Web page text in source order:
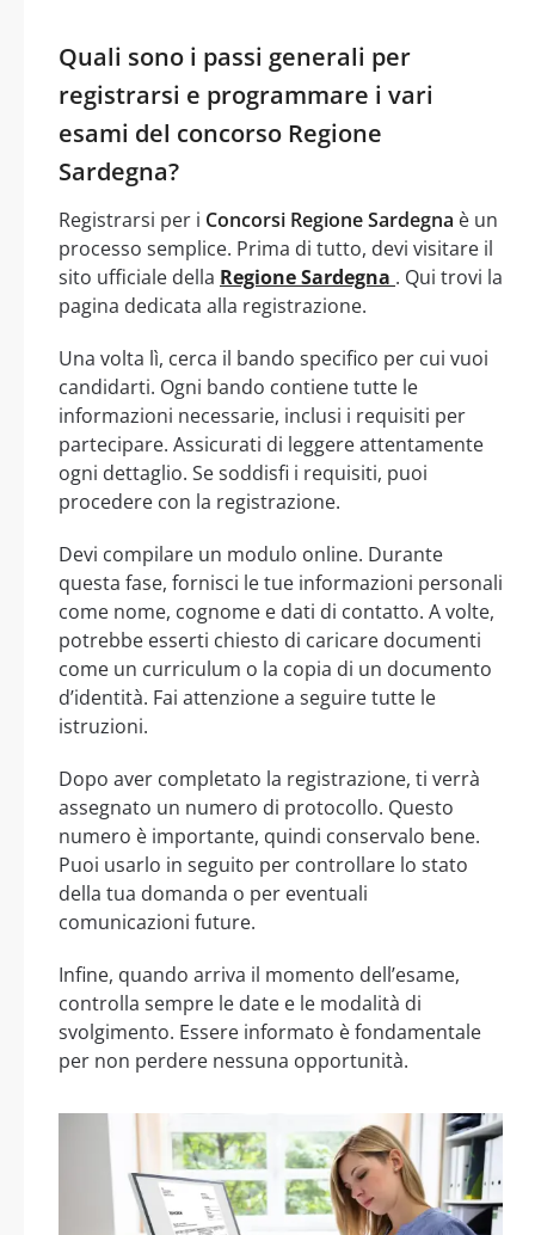
Quali sono i passi generali per
registrarsi e programmare i vari
esami del concorso Regione
Sardegna?
Registrarsi per i Concorsi Regione Sardegna è un
processo semplice. Prima di tutto, devi visitare il
sito ufficiale della Regione Sardegna . Qui trovi la
pagina dedicata alla registrazione.
Una volta lì, cerca il bando specifico per cui vuoi
candidarti. Ogni bando contiene tutte le
informazioni necessarie, inclusi i requisiti per
partecipare. Assicurati di leggere attentamente
ogni dettaglio. Se soddisfi i requisiti, puoi
procedere con la registrazione.
Devi compilare un modulo online. Durante
questa fase, fornisci le tue informazioni personali
come nome, cognome e dati di contatto. A volte,
potrebbe esserti chiesto di caricare documenti
come un curriculum o la copia di un documento
d’identità. Fai attenzione a seguire tutte le
istruzioni.
Dopo aver completato la registrazione, ti verrà
assegnato un numero di protocollo. Questo
numero è importante, quindi conservalo bene.
Puoi usarlo in seguito per controllare lo stato
della tua domanda o per eventuali
comunicazioni future.
Infine, quando arriva il momento dell’esame,
controlla sempre le date e le modalità di
svolgimento. Essere informato è fondamentale
per non perdere nessuna opportunità.